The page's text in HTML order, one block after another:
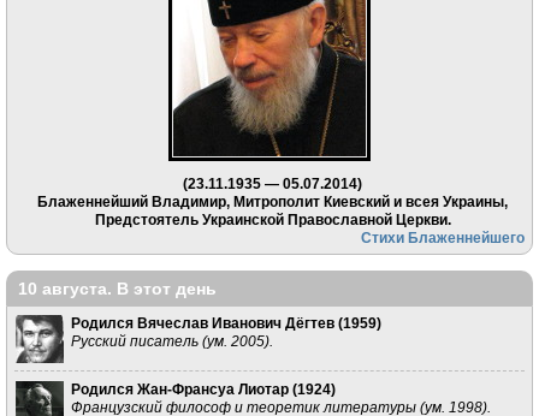
(23.11.1935 — 05.07.2014)
Блаженнейший Владимир, Митрополит Киевский и всея Украины,
Предстоятель Украинской Православной Церкви.
Стихи Блаженнейшего
10 августа. В этот день
Родился Вячеслав Иванович Дёгтев (1959)
Русский писатель (ум. 2005).
Родился Жан-Франсуа Лиотар (1924)
Французский философ и теоретик литературы (ум. 1998).